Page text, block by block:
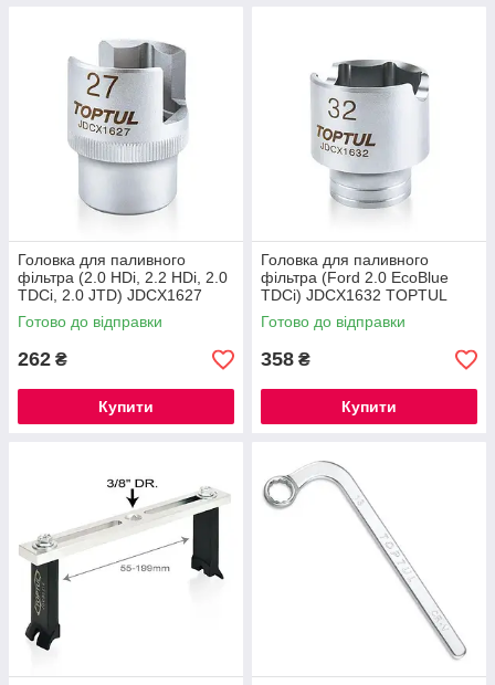
Головка для паливного
фільтра (2.0 HDi, 2.2 HDi, 2.0
TDCi, 2.0 JTD) JDCX1627
TOPTUL
Готово до відправки
262 ₴
Купити
Головка для паливного
фільтра (Ford 2.0 EcoBlue
TDCi) JDCX1632 TOPTUL
Готово до відправки
358 ₴
Купити